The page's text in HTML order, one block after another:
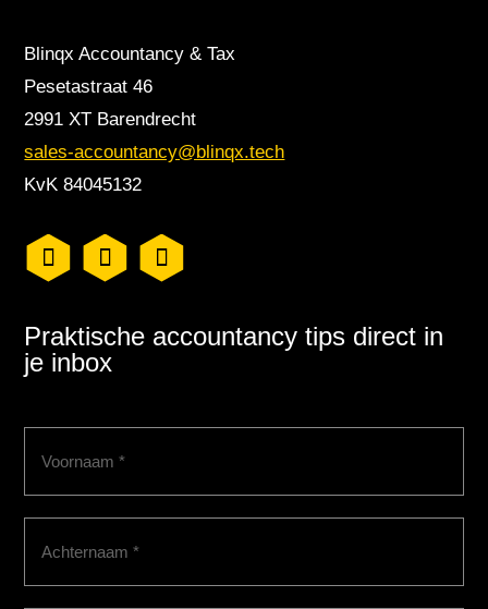
Blinqx Accountancy & Tax
Pesetastraat 46
2991 XT Barendrecht
sales-accountancy@blinqx.tech
KvK 84045132
Praktische accountancy tips direct in
je inbox